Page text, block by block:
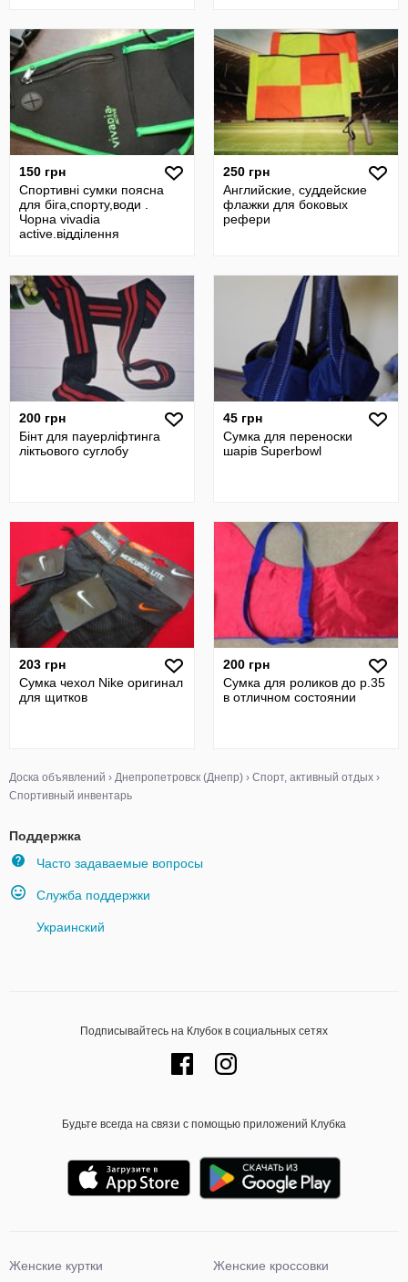
150 грн
Спортивні сумки поясна
для біга,спорту,води .
Чорна vivadia
active.відділення
250 грн
Английские, суддейские
флажки для боковых
рефери
200 грн
Бінт для пауерліфтинга
ліктьового суглобу
45 грн
Сумка для переноски
шарів Superbowl
203 грн
Сумка чехол Nike оригинал
для щитков
200 грн
Сумка для роликов до р.35
в отличном состоянии
Доска объявлений › Днепропетровск (Днепр) › Спорт, активный отдых ›
Спортивный инвентарь
Поддержка
Часто задаваемые вопросы
Служба поддержки
Украинский
Подписывайтесь на Клубок в социальных сетях
Будьте всегда на связи с помощью приложений Клубка
Женские куртки
Женские кроссовки